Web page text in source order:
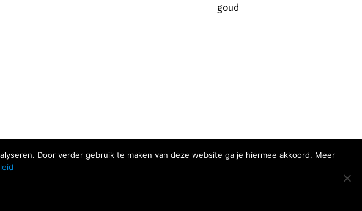
goud
Door verder gebruik te maken van deze website ga je hiermee akkoord. Meer